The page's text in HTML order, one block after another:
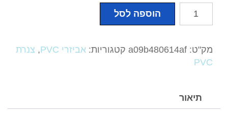
כמות
PVC
קוטר
הוספה לסל
מק"ט: a09b480614af קטגוריות: אביזרי PVC , צנרת
PVC
תיאור